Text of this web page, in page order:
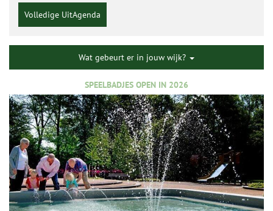
Volledige UitAgenda
Wat gebeurt er in jouw wijk?
SPEELBADJES OPEN IN 2026